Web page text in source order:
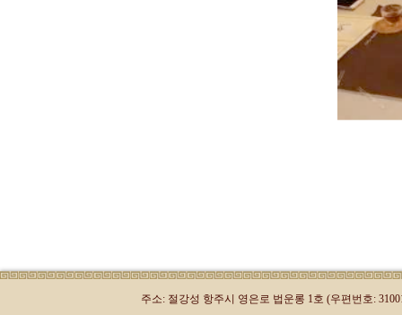
주소: 절강성 항주시 영은로 법운롱 1호 (우편번호: